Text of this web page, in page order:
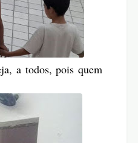
a todos, pois quem